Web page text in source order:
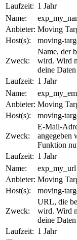
Laufzeit: 1 Jahr
Name:
Anbieter: Moving
Host(s):
moving-
Zweck:
Name, der
wird. Wird
deine
Laufzeit: 1 Jahr
Name:
Anbieter: Moving
Host(s):
moving-
Zweck:
E-Mail-
angegeben
Funktion
Laufzeit: 1 Jahr
Name:
exp_my_url
Anbieter: Moving
Host(s):
moving-
Zweck:
URL, die
wird. Wird
deine
Laufzeit: 1 Jahr